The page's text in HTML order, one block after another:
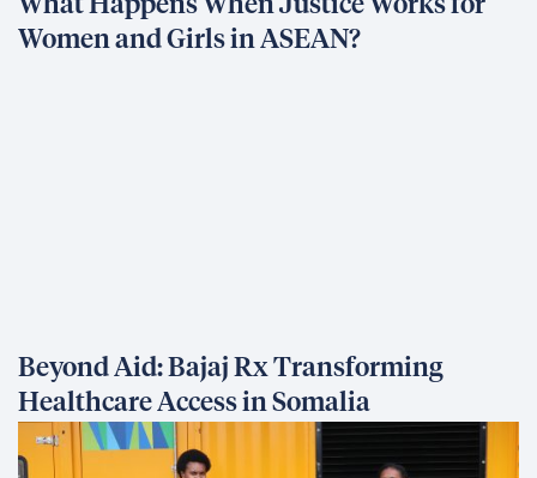
What Happens When Justice Works for
Women and Girls in ASEAN?
Beyond Aid: Bajaj Rx Transforming
Healthcare Access in Somalia